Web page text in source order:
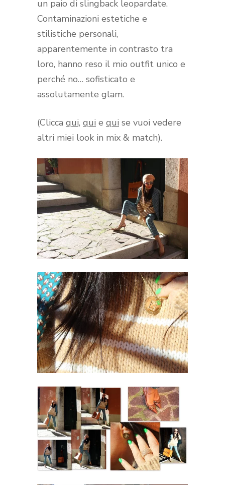
un paio di slingback leopardate.
Contaminazioni estetiche e
stilistiche personali,
apparentemente in contrasto tra
loro, hanno reso il mio outfit unico e
perché no… sofisticato e
assolutamente glam.
(Clicca qui, qui e qui se vuoi vedere
altri miei look in mix & match).